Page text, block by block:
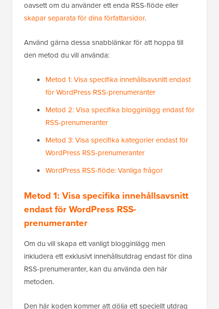
oavsett om du använder ett enda RSS-flöde eller
skapar separata för dina författarsidor.
Använd gärna dessa snabblänkar för att hoppa till
den metod du vill använda:
Metod 1: Visa specifika innehållsavsnitt endast
för WordPress RSS-prenumeranter
Metod 2: Visa specifika blogginlägg endast för
RSS-prenumeranter
Metod 3: Visa specifika kategorier endast för
WordPress RSS-prenumeranter
WordPress RSS-flöde: Vanliga frågor
Metod 1: Visa specifika innehållsavsnitt
endast för WordPress RSS-
prenumeranter
Om du vill skapa ett vanligt blogginlägg men
inkludera ett exklusivt innehållsutdrag endast för dina
RSS-prenumeranter, kan du använda den här
metoden.
Den här koden kommer att dölja ett speciellt utdrag